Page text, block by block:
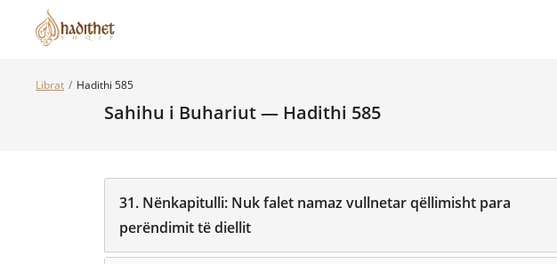
Librat Hadithi 585
Sahihu i Buhariut — Hadithi 585
31. Nënkapitulli: Nuk falet namaz vullnetar qëllimisht para
perëndimit të diellit